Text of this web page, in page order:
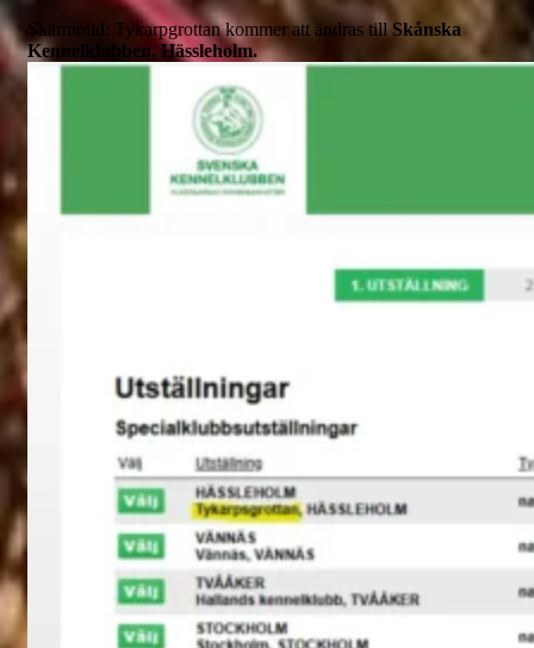
Skärmbild: Tykarpgrottan kommer att ändras tillSkånska
Kennelklubben, Hässleholm.